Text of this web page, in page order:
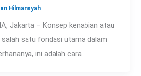
Hilmansyah
Jakarta – Konsep kenabian atau
salah satu fondasi utama dalam
ini adalah cara